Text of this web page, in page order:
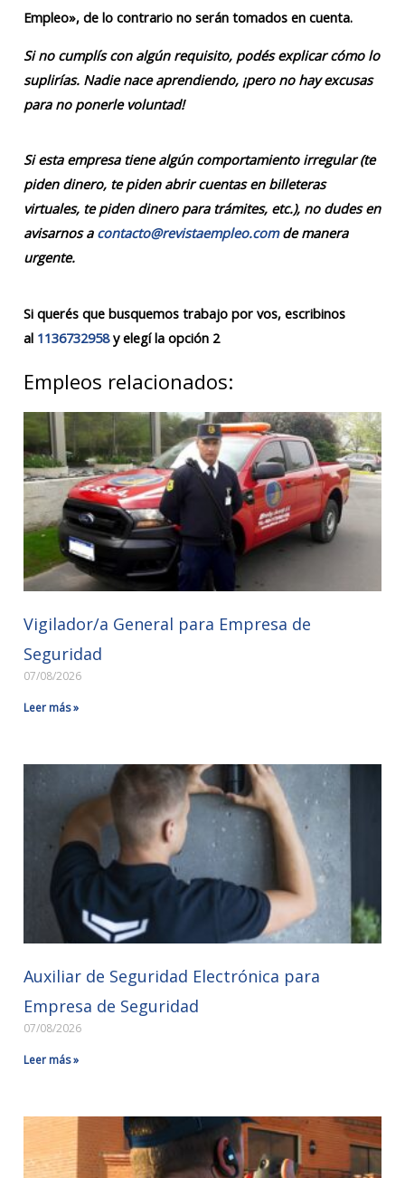
Empleo», de lo contrario no serán tomados en cuenta.
Si no cumplís con algún requisito, podés explicar cómo lo
suplirías. Nadie nace aprendiendo, ¡pero no hay excusas
para no ponerle voluntad!
Si esta empresa tiene algún comportamiento irregular (te
piden dinero, te piden abrir cuentas en billeteras
virtuales, te piden dinero para trámites, etc.), no dudes en
avisarnos a contacto@revistaempleo.comde manera
urgente.
Si querés que busquemos trabajo por vos, escribinos
al 1136732958y elegí la opción 2
Empleos relacionados:
Vigilador/a General para Empresa de
Seguridad
07/08/2026
Leer más »
Auxiliar de Seguridad Electrónica para
Empresa de Seguridad
07/08/2026
Leer más »